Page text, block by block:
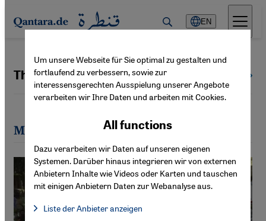
Direkt zum Inhalt springen
EN
Thomas Krapf
Most recent articles by Thomas Krapf
Um unsere Webseite für Sie optimal zu gestalten und
fortlaufend zu verbessern, sowie zur
interessensgerechten Ausspielung unserer Angebote
verarbeiten wir Ihre Daten und arbeiten mit Cookies.
All functions
Dazu verarbeiten wir Daten auf unseren eigenen
Systemen. Darüber hinaus integrieren wir von externen
Anbietern Inhalte wie Videos oder Karten und tauschen
mit einigen Anbietern Daten zur Webanalyse aus.
Liste der Anbieter anzeigen